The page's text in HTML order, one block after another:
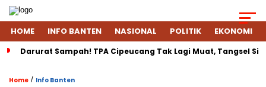
HOME INFO BANTEN NASIONAL POLITIK EKONOMI
Darurat Sampah! TPA Cipeucang Tak Lagi Muat, Tangsel
Home / Info Banten